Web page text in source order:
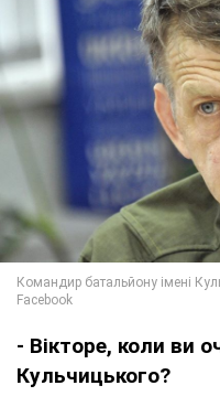
- Вікторе, коли ви
Кульчицького?